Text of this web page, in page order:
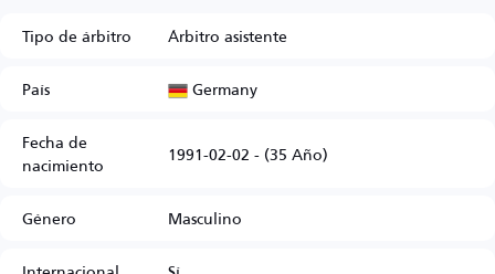
Tipo de árbitro
Árbitro asistente
País
Germany
Fecha de
nacimiento 1991-02-02 - (35 Año)
Género
Masculino